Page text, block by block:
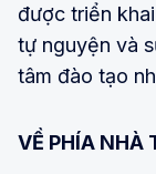
được triển
tự nguyện và
tâm đào tạo
VỀ PHÍA NHÀ